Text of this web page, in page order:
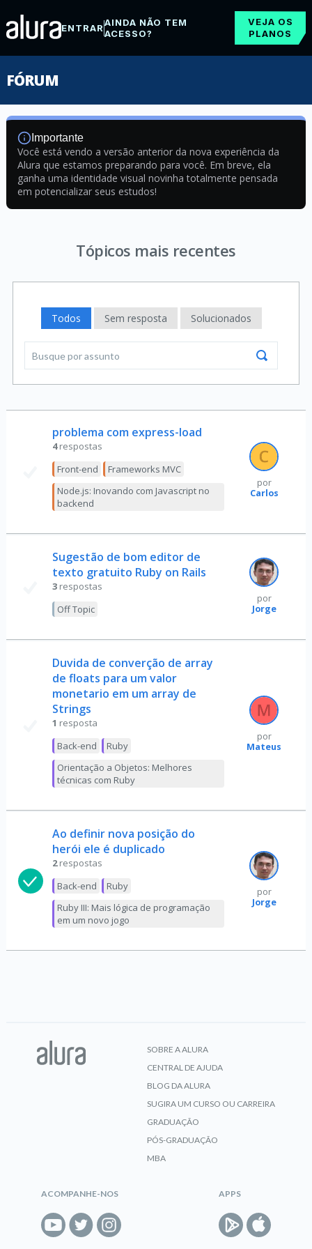
ENTRARAINDA NÃO TEM
ACESSO?
VEJA OS
PLANOS
FÓRUM
Importante
Você está vendo a versão anterior da nova experiência da
Alura que estamos preparando para você. Em breve, ela
ganha uma identidade visual novinha totalmente pensada
em potencializar seus estudos!
Tópicos mais recentes
Todos Sem resposta Solucionados
problema com express-load
4 respostas
Front-end
Frameworks MVC
Node.js: Inovando com Javascript no
backend
por
Carlos
Sugestão de bom editor de
texto gratuito Ruby on Rails
3 respostas
Off Topic
por
Jorge
Duvida de converção de array
de floats para um valor
monetario em um array de
Strings
1 resposta
Back-end
Ruby
Orientação a Objetos: Melhores
técnicas com Ruby
por
Mateus
Ao definir nova posição do
herói ele é duplicado
2 respostas
Back-end
Ruby
Ruby III: Mais lógica de programação
em um novo jogo
por
Jorge
SOBRE A ALURA
CENTRAL DE AJUDA
BLOG DA ALURA
SUGIRA UM CURSO OU CARREIRA
GRADUAÇÃO
PÓS-GRADUAÇÃO
MBA
ACOMPANHE-NOS APPS